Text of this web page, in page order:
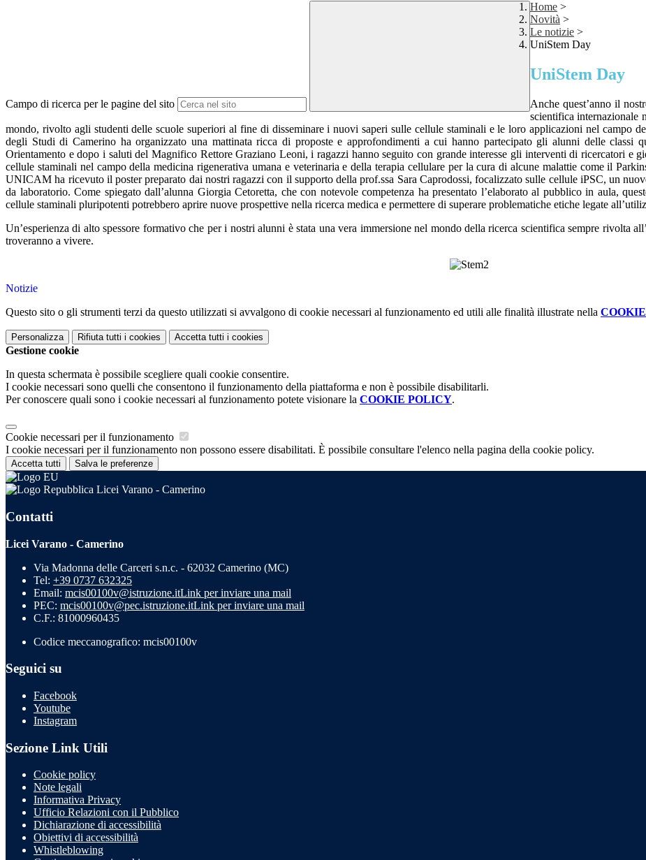
Campo di ricerca per le pagine del sito
Home >
Novità >
Le notizie >
UniStem Day
UniStem Day
Anche quest’anno il
scientifica internazionale
mondo, rivolto agli studenti delle scuole superiori al fine di disseminare i nuovi saperi sulle cellule staminali e le loro applicazioni nel campo
degli Studi di Camerino ha organizzato una mattinata ricca di proposte e approfondimenti a cui hanno partecipato gli alunni delle classi
Orientamento e dopo i saluti del Magnifico Rettore Graziano Leoni, i ragazzi hanno seguito con grande interesse gli interventi di ricercatori e
cellule staminali nel campo della medicina rigenerativa umana e veterinaria e della terapia cellulare per la cura di alcune malattie come il
UNICAM ha ricevuto il poster preparato dai nostri ragazzi con il supporto della prof.ssa Sara Caprodossi, focalizzato sulle cellule iPSC, un
da laboratorio. Come spiegato dall’alunna Giorgia Cetoretta, che con notevole competenza ha presentato l’elaborato al pubblico in aula,
cellule staminali pluripotenti potrebbero aprire nuove prospettive nella ricerca medica e permettere di superare problematiche etiche legate
Un’esperienza di alto spessore formativo che per i nostri alunni è stata una vera immersione nel mondo della ricerca scientifica sempre rivolta
troveranno a vivere.
Notizie
Questo sito o gli strumenti terzi da questo utilizzati si avvalgono di cookie necessari al funzionamento ed utili alle finalità illustrate nella
Personalizza Rifiuta tutti i cookies Accetta tutti i cookies
Gestione cookie
In questa schermata è possibile scegliere quali cookie consentire.
I cookie necessari sono quelli che consentono il funzionamento della piattaforma e non è possibile disabilitarli.
Per conoscere quali sono i cookie necessari al funzionamento potete visionare la COOKIE POLICY.
Cookie necessari per il funzionamento
I cookie necessari per il funzionamento non possono essere disabilitati. È possibile consultare l'elenco nella pagina della cookie policy.
Accetta tutti Salva le preferenze
Licei Varano - Camerino
Contatti
Licei Varano - Camerino
Via Madonna delle Carceri s.n.c. - 62032 Camerino (MC)
Tel: +39 0737 632325
Email: mcis00100v@istruzione.itLink per inviare una mail
PEC: mcis00100v@pec.istruzione.itLink per inviare una mail
C.F.: 81000960435
Codice meccanografico: mcis00100v
Seguici su
Facebook
Youtube
Instagram
Sezione Link Utili
Cookie policy
Note legali
Informativa Privacy
Ufficio Relazioni con il Pubblico
Dichiarazione di accessibilità
Obiettivi di accessibilità
Whistleblowing